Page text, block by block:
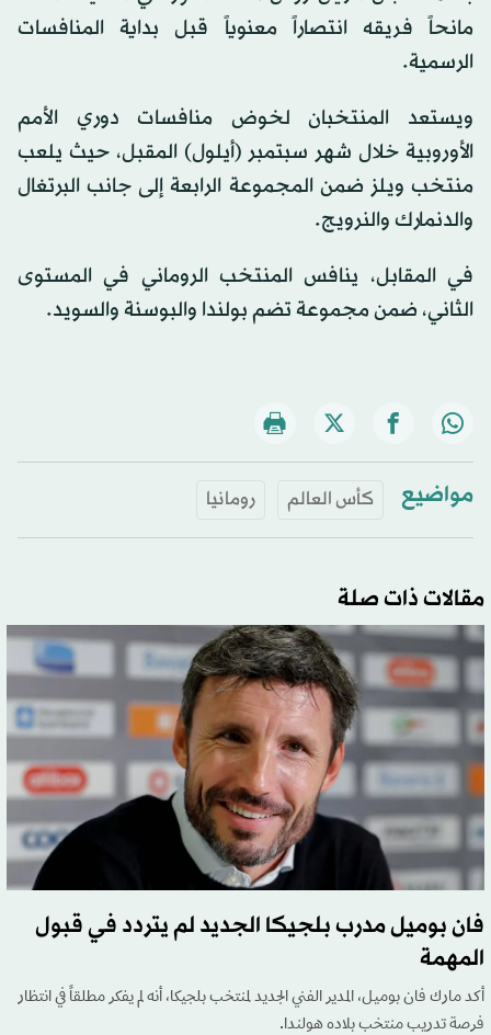
مانحاً فريقه انتصاراً معنوياً قبل بداية المنافسات
الرسمية.
ويستعد المنتخبان لخوض منافسات دوري الأمم
الأوروبية خلال شهر سبتمبر (أيلول) المقبل، حيث يلعب
منتخب ويلز ضمن المجموعة الرابعة إلى جانب البرتغال
والدنمارك والنرويج.
في المقابل، ينافس المنتخب الروماني في المستوى
الثاني، ضمن مجموعة تضم بولندا والبوسنة والسويد.
مواضيع كأس العالم رومانيا
مقالات ذات صلة
فان بوميل مدرب بلجيكا الجديد لم يتردد في قبول
المهمة
أكد مارك فان بوميل، المدير الفني الجديد لمنتخب بلجيكا، أنه لم يفكر مطلقاً في انتظار
فرصة تدريب منتخب بلاده هولندا.